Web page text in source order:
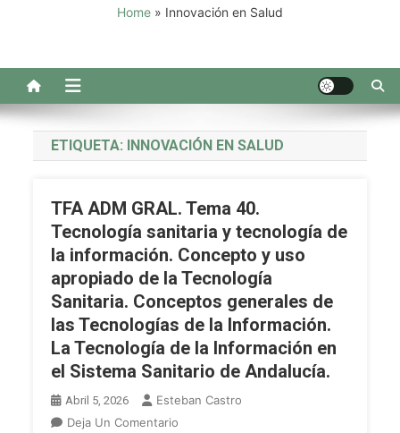
Home » Innovación en Salud
ETIQUETA: INNOVACIÓN EN SALUD
TFA ADM GRAL. Tema 40.
Tecnología sanitaria y tecnología de
la información. Concepto y uso
apropiado de la Tecnología
Sanitaria. Conceptos generales de
las Tecnologías de la Información.
La Tecnología de la Información en
el Sistema Sanitario de Andalucía.
Abril 5, 2026
Esteban Castro
Deja Un Comentario